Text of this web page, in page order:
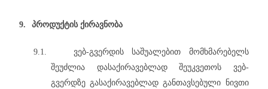
9. პროდუქტის ქირავნობა
9.1.
ვებ-გვერდის საშუალებით მომხმარებელს
შეუძლია დასაქირავებლად შეუკვეთოს ვებ-
გვერდზე გასაქირავებლად განთავსებული ნივთი